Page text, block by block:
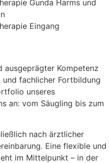
ausgeprägter Kompetenz
fachlicher Fortbildung
unseres
an: vom Säugling bis zum
nach ärztlicher
Eine flexible und
im Mittelpunkt – in der